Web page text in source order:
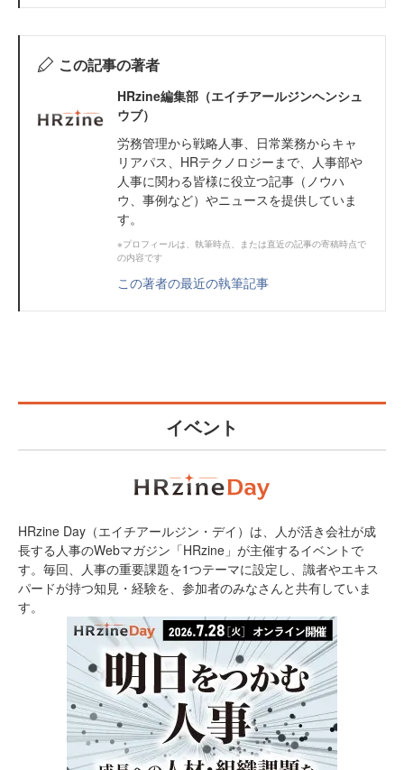
この記事の著者
HRzine編集部（エイチアールジンヘンシュ
ウブ）
労務管理から戦略人事、日常業務からキャ
リアパス、HRテクノロジーまで、人事部や
人事に関わる皆様に役立つ記事（ノウハ
ウ、事例など）やニュースを提供していま
す。
※プロフィールは、執筆時点、または直近の記事の寄稿時点で
の内容です
この著者の最近の執筆記事
イベント
HRzine Day（エイチアールジン・デイ）は、人が活き会社が成
長する人事のWebマガジン「HRzine」が主催するイベントで
す。毎回、人事の重要課題を1つテーマに設定し、識者やエキス
パードが持つ知見・経験を、参加者のみなさんと共有していま
す。